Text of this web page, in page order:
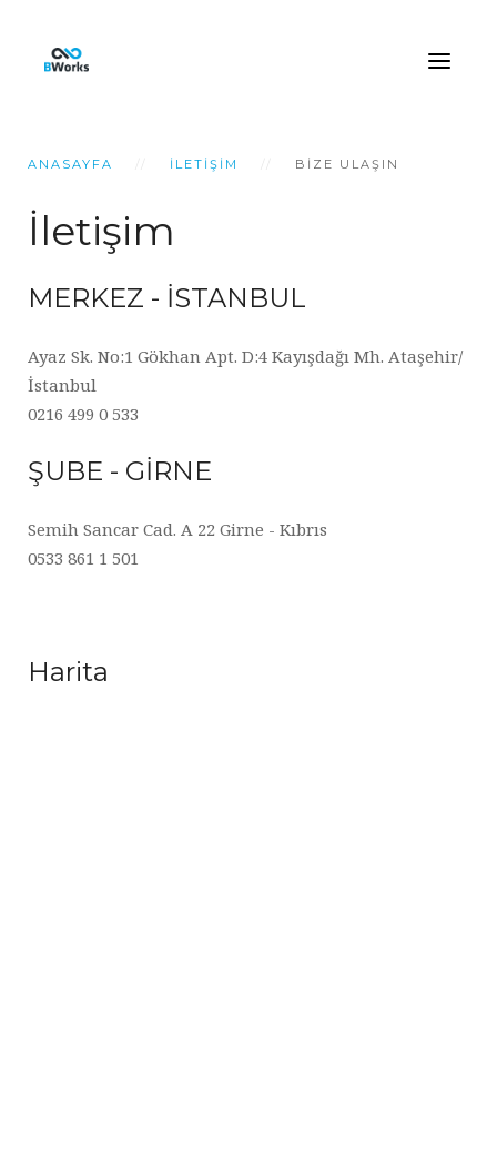
ANASAYFA İLETIŞIM BIZE ULAŞIN
İletişim
MERKEZ - İSTANBUL
Ayaz Sk. No:1 Gökhan Apt. D:4 Kayışdağı Mh. Ataşehir/
İstanbul
0216 499 0 533
ŞUBE - GİRNE
Semih Sancar Cad. A 22 Girne - Kıbrıs
0533 861 1 501
Harita